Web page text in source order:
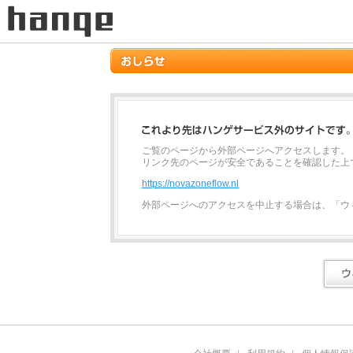
ご覧のページから外部ページへアクセスします。
リンク先のページが安全であることを確認した
https://novazoneflow.nl
外部ページへのアクセスを中止する場合は、「